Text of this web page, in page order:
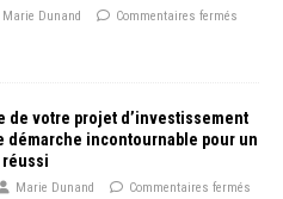
Marie Dunand Commentaires fermés
de votre projet d’investissement
démarche incontournable pour un
Marie Dunand Commentaires fermés